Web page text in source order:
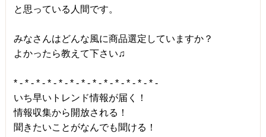
と思っている人間です。
みなさんはどんな風に商品選定していますか？
よかったら教えて下さい♫
* - * - * - * - * - * - * - * - * - * - * - * - * -
いち早いトレンド情報が届く！
情報収集から開放される！
聞きたいことがなんでも聞ける！